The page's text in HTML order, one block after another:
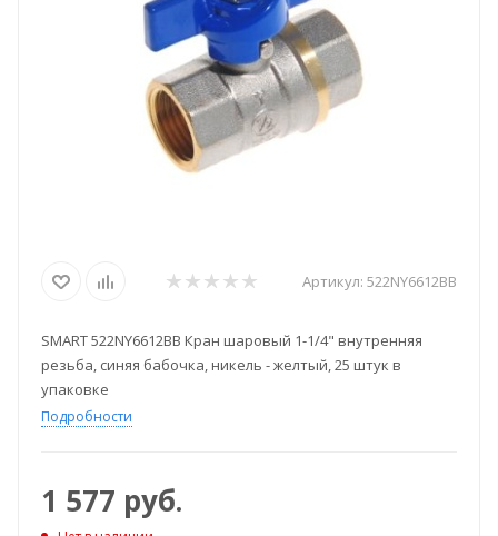
Артикул: 522NY6612BB
SMART 522NY6612BB Кран шаровый 1-1/4" внутренняя
резьба, синяя бабочка, никель - желтый, 25 штук в
упаковке
Подробности
1 577 руб.